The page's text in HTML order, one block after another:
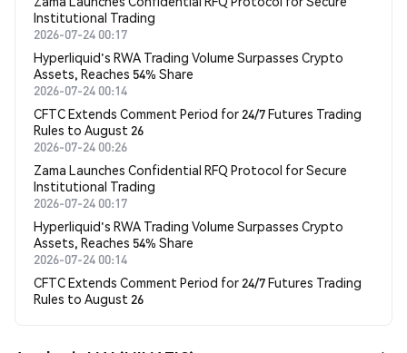
Institutional Trading
2026-07-24 00:17
Hyperliquid's RWA Trading Volume Surpasses Crypto
Assets, Reaches 54% Share
2026-07-24 00:14
CFTC Extends Comment Period for 24/7 Futures Trading
Rules to August 26
2026-07-24 00:26
Zama Launches Confidential RFQ Protocol for Secure
Institutional Trading
2026-07-24 00:17
Hyperliquid's RWA Trading Volume Surpasses Crypto
Assets, Reaches 54% Share
2026-07-24 00:14
CFTC Extends Comment Period for 24/7 Futures Trading
Rules to August 26